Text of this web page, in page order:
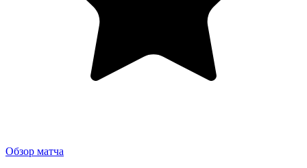
Обзор матча